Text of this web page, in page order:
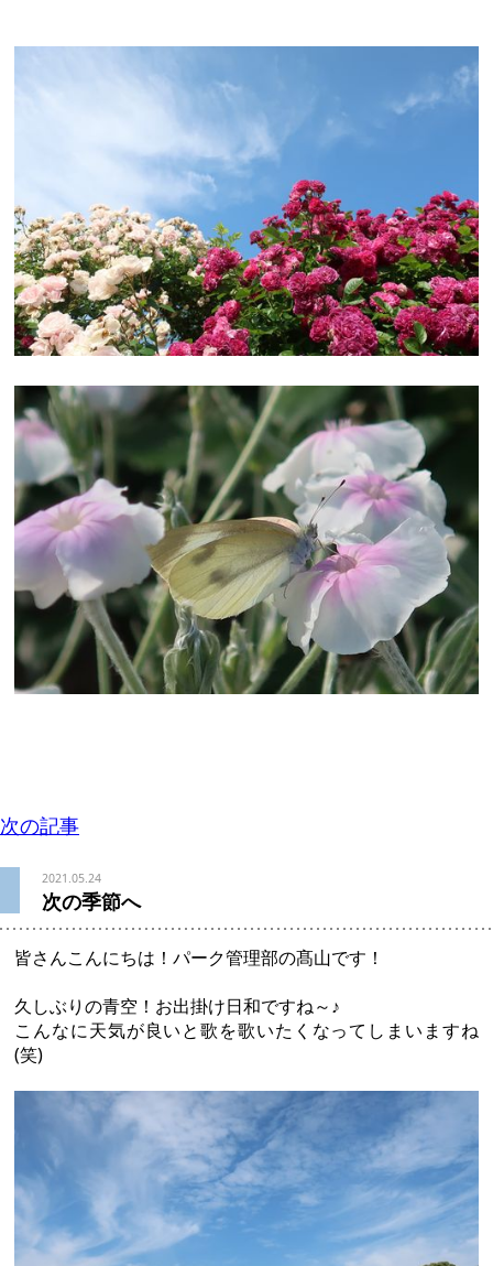
次の記事
2021.05.24
次の季節へ
皆さんこんにちは！パーク管理部の髙山です！
久しぶりの青空！お出掛け日和ですね～♪
こんなに天気が良いと歌を歌いたくなってしまいますね
(笑)